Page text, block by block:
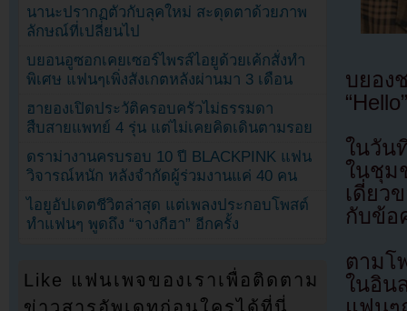
บยอง
ในวัน
ในชุม
เดี่ยว
กับข้อ
ตามโ
ในอิ
นานะปรากฏตัวกับลุคใหม่ สะดุดตาด้วยภาพ
ลักษณ์ที่เปลี่ยนไป
บยอนอูซอกเคยเซอร์ไพรส์ไอยูด้วยเค้กสั่งทำ
พิเศษ แฟนๆเพิ่งสังเกตหลังผ่านมา 3 เดือน
ฮายองเปิดประวัติครอบครัวไม่ธรรมดา
สืบสายแพทย์ 4 รุ่น แต่ไม่เคยคิดเดินตามรอย
ดราม่างานครบรอบ 10 ปี BLACKPINK แฟน
วิจารณ์หนัก หลังจำกัดผู้ร่วมงานแค่ 40 คน
ไอยูอัปเดตชีวิตล่าสุด แต่เพลงประกอบโพสต์
ทำแฟนๆ พูดถึง “จางกีฮา” อีกครั้ง
Like แฟนเพจของเราเพื่อติดตาม